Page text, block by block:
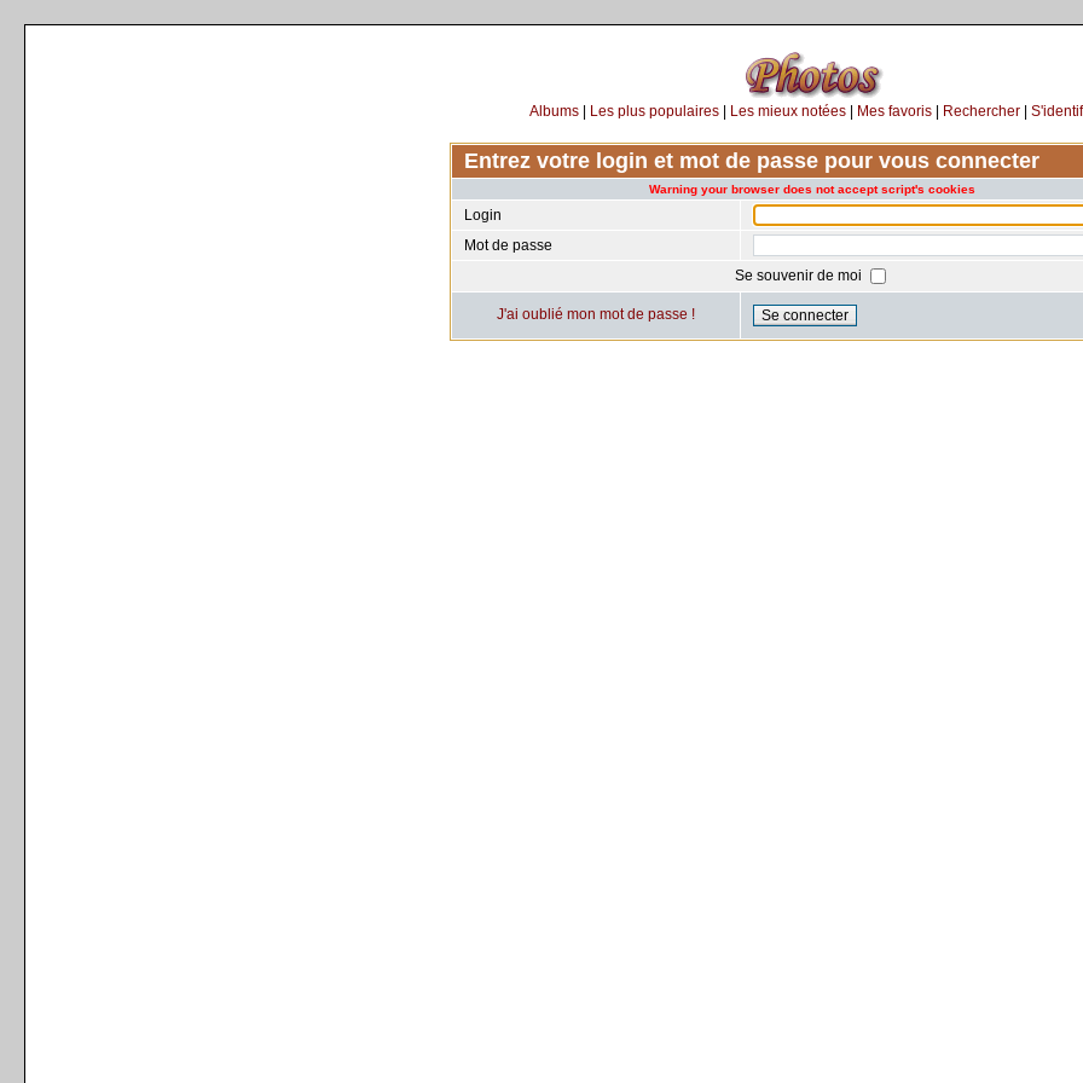
Albums| Les plus populaires| Les mieux notées| Mes favoris| Rechercher|
Entrez votre login et mot de passe pour vous connecter
Warning your browser does not accept script's cookies
Login
Mot de passe
Se souvenir de moi
J'ai oublié mon mot de passe !